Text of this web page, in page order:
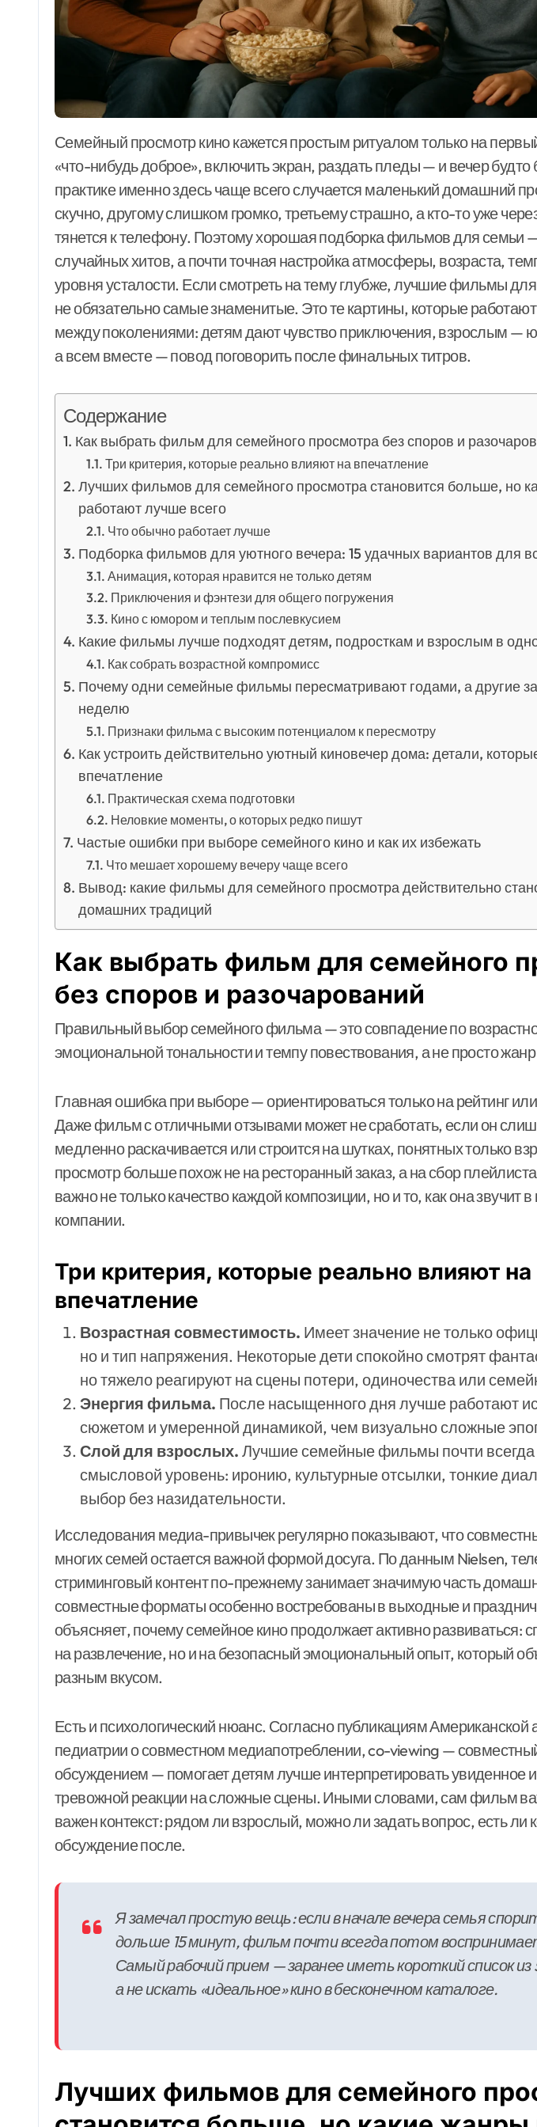
Семейный просмотр кино кажется простым ритуалом только на первый взгляд: выбрать
«что-нибудь доброе», включить экран, раздать пледы — и вечер будто
практике именно здесь чаще всего случается маленький домашний
скучно, другому слишком громко, третьему страшно, а кто-то уже
тянется к телефону. Поэтому хорошая подборка фильмов для семьи
случайных хитов, а почти точная настройка атмосферы, возраста,
уровня усталости. Если смотреть на тему глубже, лучшие фильмы
не обязательно самые знаменитые. Это те картины, которые
между поколениями: детям дают чувство приключения, взрослым —
а всем вместе — повод поговорить после финальных титров.
Содержание
Как выбрать фильм для семейного просмотра без споров и
Три критерия, которые реально влияют на впечатление
Лучших фильмов для семейного просмотра становится больше, но
работают лучше всего
Что обычно работает лучше
Подборка фильмов для уютного вечера: 15 удачных вариантов для
Анимация, которая нравится не только детям
Приключения и фэнтези для общего погружения
Кино с юмором и теплым послевкусием
Какие фильмы лучше подходят детям, подросткам и взрослым в
Как собрать возрастной компромисс
Почему одни семейные фильмы пересматривают годами, а другие
неделю
Признаки фильма с высоким потенциалом к пересмотру
Как устроить действительно уютный киновечер дома: детали,
впечатление
Практическая схема подготовки
Неловкие моменты, о которых редко пишут
Частые ошибки при выборе семейного кино и как их избежать
Что мешает хорошему вечеру чаще всего
Вывод: какие фильмы для семейного просмотра действительно
домашних традиций
Как выбрать фильм для семейного
без споров и разочарований
Правильный выбор семейного фильма — это совпадение по
эмоциональной тональности и темпу повествования, а не просто жанр
Главная ошибка при выборе — ориентироваться только на рейтинг
Даже фильм с отличными отзывами может не сработать, если он
медленно раскачивается или строится на шутках, понятных только
просмотр больше похож не на ресторанный заказ, а на сбор
важно не только качество каждой композиции, но и то, как она звучит в
компании.
Три критерия, которые реально влияют на
впечатление
Возрастная совместимость. Имеет значение не только
но и тип напряжения. Некоторые дети спокойно смотрят
но тяжело реагируют на сцены потери, одиночества или
Энергия фильма. После насыщенного дня лучше работают
сюжетом и умеренной динамикой, чем визуально сложные
Слой для взрослых. Лучшие семейные фильмы почти всегда
смысловой уровень: иронию, культурные отсылки, тонкие
выбор без назидательности.
Исследования медиа-привычек регулярно показывают, что
многих семей остается важной формой досуга. По данным Nielsen,
стриминговый контент по-прежнему занимает значимую часть
совместные форматы особенно востребованы в выходные и
объясняет, почему семейное кино продолжает активно развиваться:
на развлечение, но и на безопасный эмоциональный опыт, который
разным вкусом.
Есть и психологический нюанс. Согласно публикациям Американской
педиатрии о совместном медиапотреблении, co-viewing —
обсуждением — помогает детям лучше интерпретировать увиденное
тревожной реакции на сложные сцены. Иными словами, сам фильм
важен контекст: рядом ли взрослый, можно ли задать вопрос, есть ли
обсуждение после.
Я замечал простую вещь: если в начале вечера семья
дольше 15 минут, фильм почти всегда потом
Самый рабочий прием — заранее иметь короткий список из
а не искать «идеальное» кино в бесконечном каталоге.
Лучших фильмов для семейного
подборка для
уютного вечера